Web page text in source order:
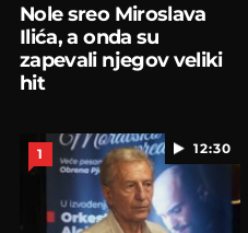
Nole sreo Miroslava
Ilića, a onda su
zapevali njegov veliki
hit
12:30
1